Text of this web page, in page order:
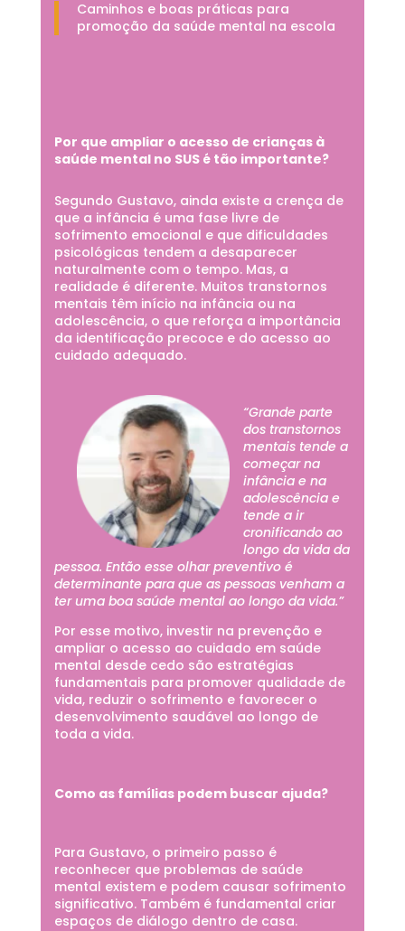
Caminhos e boas práticas para
promoção da saúde mental na escola
Por que ampliar o acesso de crianças à
saúde mental no SUS é tão importante?
Segundo Gustavo, ainda existe a crença de
que a infância é uma fase livre de
sofrimento emocional e que dificuldades
psicológicas tendem a desaparecer
naturalmente com o tempo. Mas, a
realidade é diferente. Muitos transtornos
mentais têm início na infância ou na
adolescência, o que reforça a importância
da identificação precoce e do acesso ao
cuidado adequado.
“Grande parte
dos transtornos
mentais tende a
começar na
infância e na
adolescência e
tende a ir
cronificando ao
longo da vida da
pessoa. Então esse olhar preventivo é
determinante para que as pessoas venham a
ter uma boa saúde mental ao longo da vida.”
Por esse motivo, investir na prevenção e
ampliar o acesso ao cuidado em saúde
mental desde cedo são estratégias
fundamentais para promover qualidade de
vida, reduzir o sofrimento e favorecer o
desenvolvimento saudável ao longo de
toda a vida.
Como as famílias podem buscar ajuda?
Para Gustavo, o primeiro passo é
reconhecer que problemas de saúde
mental existem e podem causar sofrimento
significativo. Também é fundamental criar
espaços de diálogo dentro de casa.